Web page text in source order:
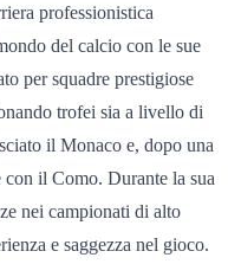
professionistica
del calcio con le sue
per squadre prestigiose
trofei sia a livello di
il Monaco e, dopo una
con il Como. Durante la sua
nei campionati di alto
e saggezza nel gioco.